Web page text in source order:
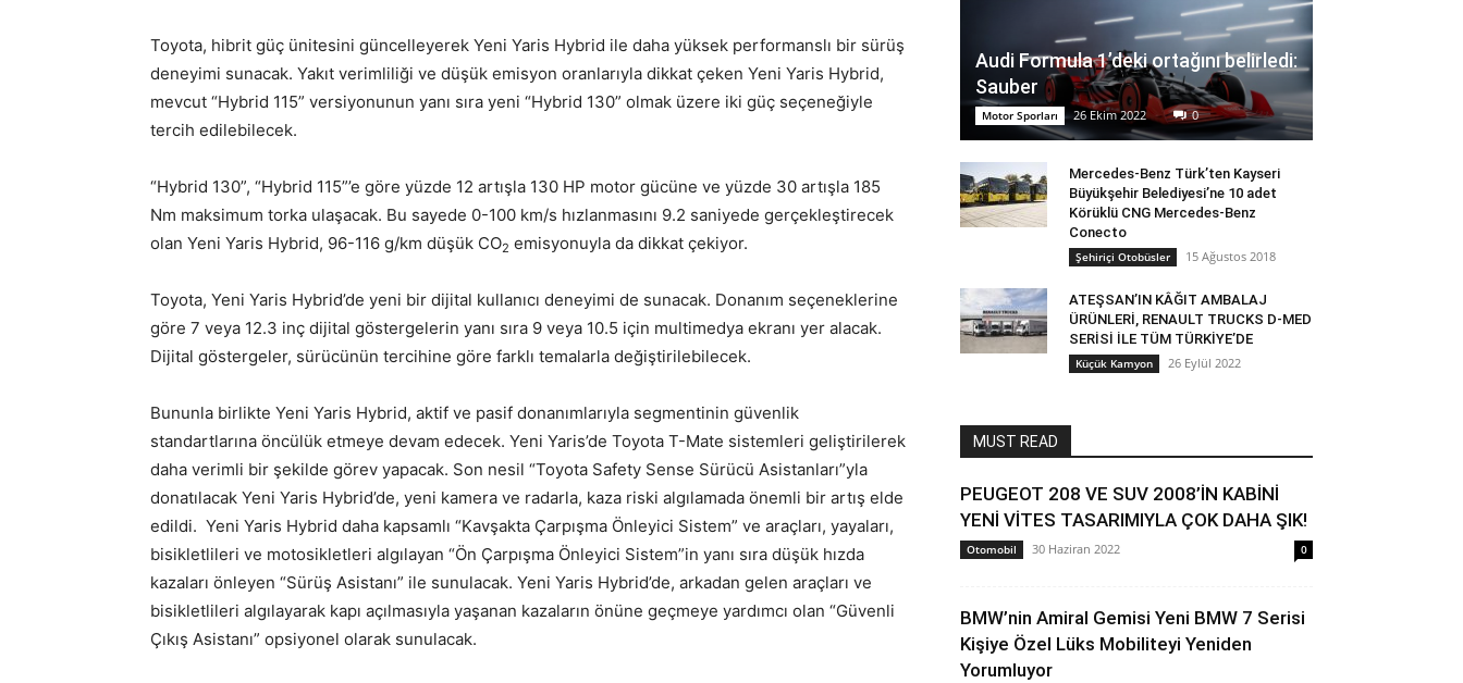
Toyota, hibrit güç ünitesini güncelleyerek Yeni Yaris Hybrid ile daha yüksek performanslı bir sürüş
deneyimi sunacak. Yakıt verimliliği ve düşük emisyon oranlarıyla dikkat çeken Yeni Yaris Hybrid,
mevcut “Hybrid 115” versiyonunun yanı sıra yeni “Hybrid 130” olmak üzere iki güç seçeneğiyle
tercih edilebilecek.
“Hybrid 130”, “Hybrid 115”’e göre yüzde 12 artışla 130 HP motor gücüne ve yüzde 30 artışla 185
Nm maksimum torka ulaşacak. Bu sayede 0-100 km/s hızlanmasını 9.2 saniyede gerçekleştirecek
olan Yeni Yaris Hybrid, 96-116 g/km düşük CO2 emisyonuyla da dikkat çekiyor.
Toyota, Yeni Yaris Hybrid’de yeni bir dijital kullanıcı deneyimi de sunacak. Donanım seçeneklerine
göre 7 veya 12.3 inç dijital göstergelerin yanı sıra 9 veya 10.5 için multimedya ekranı yer alacak.
Dijital göstergeler, sürücünün tercihine göre farklı temalarla değiştirilebilecek.
Bununla birlikte Yeni Yaris Hybrid, aktif ve pasif donanımlarıyla segmentinin güvenlik
standartlarına öncülük etmeye devam edecek. Yeni Yaris’de Toyota T-Mate sistemleri geliştirilerek
daha verimli bir şekilde görev yapacak. Son nesil “Toyota Safety Sense Sürücü Asistanları”yla
donatılacak Yeni Yaris Hybrid’de, yeni kamera ve radarla, kaza riski algılamada önemli bir artış elde
edildi. Yeni Yaris Hybrid daha kapsamlı “Kavşakta Çarpışma Önleyici Sistem” ve araçları, yayaları,
bisikletlileri ve motosikletleri algılayan “Ön Çarpışma Önleyici Sistem”in yanı sıra düşük hızda
kazaları önleyen “Sürüş Asistanı” ile sunulacak. Yeni Yaris Hybrid’de, arkadan gelen araçları ve
bisikletlileri algılayarak kapı açılmasıyla yaşanan kazaların önüne geçmeye yardımcı olan “Güvenli
Çıkış Asistanı” opsiyonel olarak sunulacak.
Audi Formula 1’deki ortağını belirledi:
Sauber
Motor Sporları 26 Ekim 2022 0
Mercedes-Benz Türk’ten Kayseri
Büyükşehir Belediyesi’ne 10 adet
Körüklü CNG Mercedes-Benz
Conecto
Şehiriçi Otobüsler 15 Ağustos 2018
ATEŞSAN’IN KÂĞIT AMBALAJ
ÜRÜNLERİ, RENAULT TRUCKS D-MED
SERİSİ İLE TÜM TÜRKİYE’DE
Küçük Kamyon 26 Eylül 2022
MUST READ
PEUGEOT 208 VE SUV 2008’İN KABİNİ
YENİ VİTES TASARIMIYLA ÇOK DAHA ŞIK!
Otomobil 30 Haziran 2022 0
BMW’nin Amiral Gemisi Yeni BMW 7 Serisi
Kişiye Özel Lüks Mobiliteyi Yeniden
Yorumluyor